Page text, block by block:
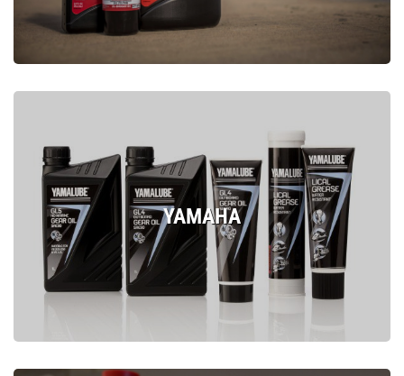
YAMAHA